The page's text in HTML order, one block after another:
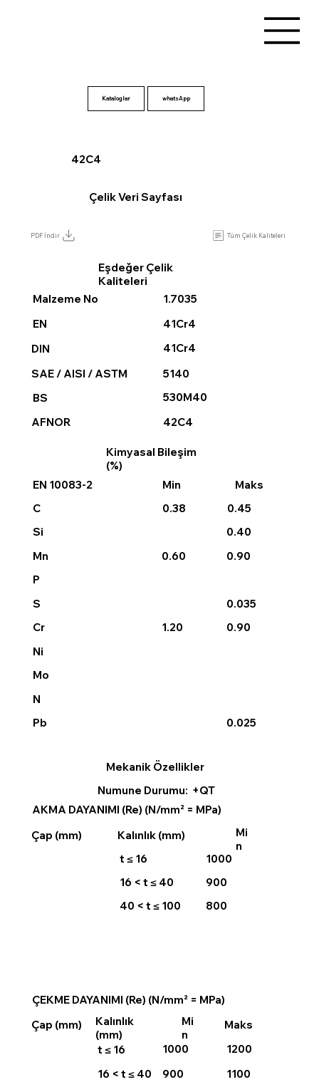
Kataloglar whatsApp
PDF İndir Tüm Çelik Kaliteleri
42C4
Çelik Veri Sayfası
EN
41Cr4
DIN
41Cr4
SAE / AISI / ASTM
5140
BS
530M40
AFNOR
42C4
Eşdeğer Çelik
Kaliteleri
Malzeme No
1.7035
Kimyasal Bileşim
(%)
EN 10083-2
C
Si
Mn
P
S
Cr
Ni
Mo
N
Pb
Min
0.38
0.60
0.90
Maks
0.45
0.40
0.90
0.025
0.035
1.20
800
40 < t ≤ 100
900
16 < t ≤ 40
1000
t ≤ 16
Mi
n
Kalınlık (mm)
Çap (mm)
AKMA DAYANIMI (Re) (N/mm² = MPa)
Numune Durumu: +QT
Mekanik Özellikler
1100
900
16 < t ≤ 40
1200
1000
t ≤ 16
Maks
Mi
n
Kalınlık
(mm)
Çap (mm)
ÇEKME DAYANIMI (Re) (N/mm² = MPa)